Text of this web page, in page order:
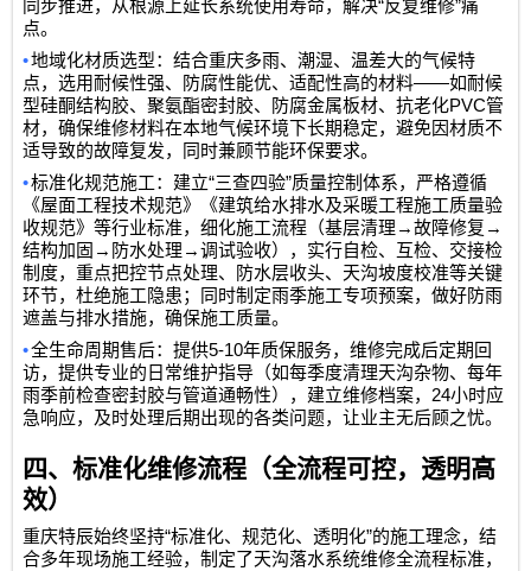
同步推进，从根源上延长系统使用寿命，解决“反复维修”痛
点。
•地域化材质选型：结合重庆多雨、潮湿、温差大的气候特
点，选用耐候性强、防腐性能优、适配性高的材料——如耐候
型硅酮结构胶、聚氨酯密封胶、防腐金属板材、抗老化PVC管
材，确保维修材料在本地气候环境下长期稳定，避免因材质不
适导致的故障复发，同时兼顾节能环保要求。
•标准化规范施工：建立“三查四验”质量控制体系，严格遵循
《屋面工程技术规范》《建筑给水排水及采暖工程施工质量验
收规范》等行业标准，细化施工流程（基层清理 →故障修复 →
结构加固 → 防水处理 →调试验收），实行自检、互检、交接检
制度，重点把控节点处理、防水层收头、天沟坡度校准等关键
环节，杜绝施工隐患；同时制定雨季施工专项预案，做好防雨
遮盖与排水措施，确保施工质量。
•全生命周期售后：提供5-10年质保服务，维修完成后定期回
访，提供专业的日常维护指导（如每季度清理天沟杂物、每年
雨季前检查密封胶与管道通畅性），建立维修档案，24小时应
急响应，及时处理后期出现的各类问题，让业主无后顾之忧。
四、标准化维修流程（全流程可控，透明高
效）
重庆特辰始终坚持“标准化、规范化、透明化”的施工理念，结
合多年现场施工经验，制定了天沟落水系统维修全流程标准，